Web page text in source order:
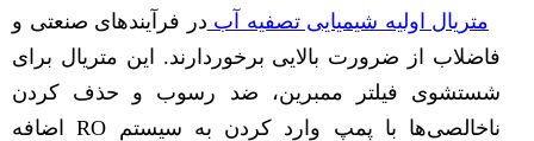
متریال اولیه شیمیایی تصفیه آب در فرآیندهای صنعتی و
فاضلاب از ضرورت بالایی برخوردارند. این متریال برای
شستشوی فیلتر ممبرین، ضد رسوب و حذف کردن
ناخالصی‌ها با پمپ وارد کردن به سیستم RO اضافه